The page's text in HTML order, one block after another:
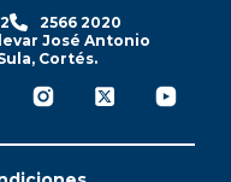
2566 2020
José Antonio
Cortés.